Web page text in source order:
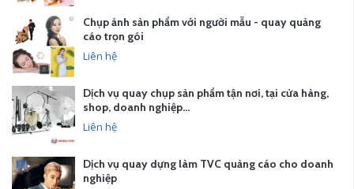
Chụp ảnh sản phẩm với người mẫu - quay quảng
cáo trọn gói
Liên hệ
Dịch vụ quay chụp sản phẩm tận nơi, tại cửa hàng,
shop, doanh nghiệp…
Liên hệ
Dịch vụ quay dựng làm TVC quảng cáo cho doanh
nghiệp